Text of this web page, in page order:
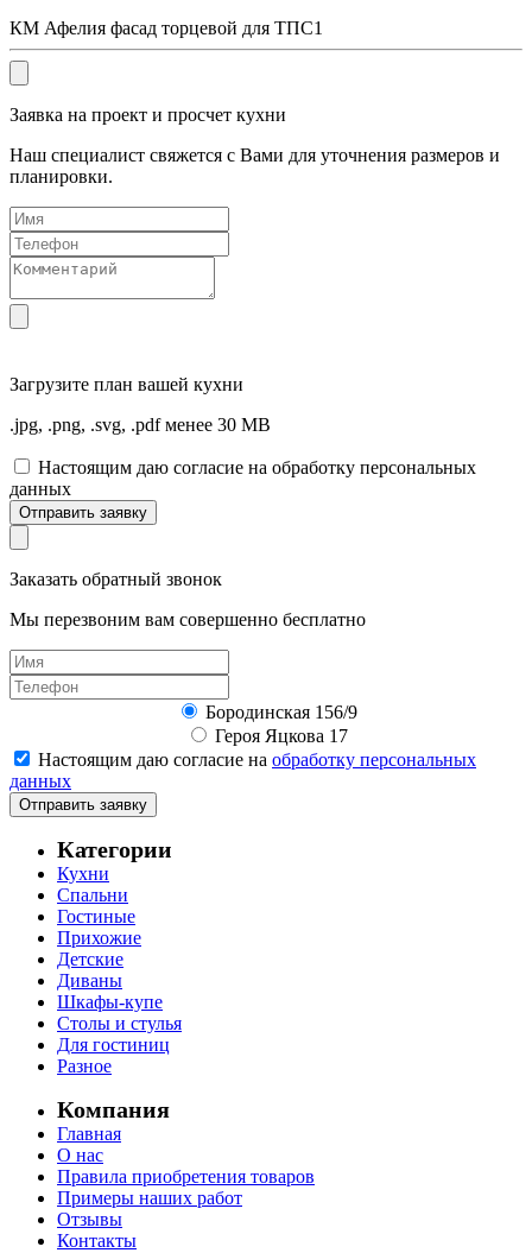
КМ Афелия фасад торцевой для ТПС1
Заявка на проект и просчет кухни
Наш специалист свяжется с Вами для уточнения размеров и
планировки.
Загрузите план вашей кухни
.jpg, .png, .svg, .pdf менее 30 MB
Настоящим даю согласие на обработку персональных
данных
Отправить заявку
Заказать обратный звонок
Мы перезвоним вам совершенно бесплатно
Бородинская 156/9
Героя Яцкова 17
Настоящим даю согласие на обработку персональных
данных
Отправить заявку
Категории
Кухни
Спальни
Гостиные
Прихожие
Детские
Диваны
Шкафы-купе
Столы и стулья
Для гостиниц
Разное
Компания
Главная
О нас
Правила приобретения товаров
Примеры наших работ
Отзывы
Контакты